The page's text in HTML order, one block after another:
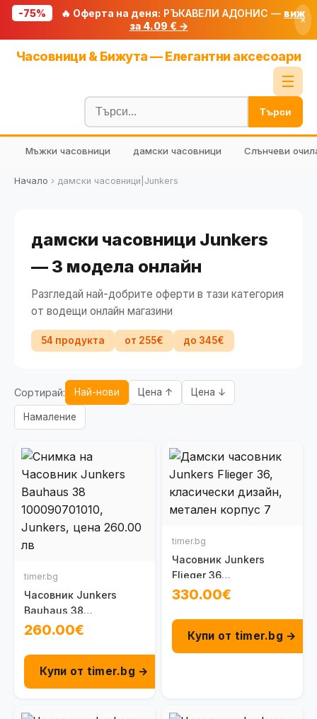
-75% 🔥 Оферта на деня: РЪКАВЕЛИ АДОНИС — виж
за 4.09 € →
×
Часовници & Бижута — Елегантни аксесоари
☰
Блог
🧮 Калкулатори
🔍 Намери продукт
🎁 Подарък
Търси
Мъжки часовници дамски часовници Слънчеви
Начало › дамски часовници|Junkers
дамски часовници Junkers
— 3 модела онлайн
Разгледай най-добрите оферти в тази категория
от водещи онлайн магазини
54 продукта от 255€ до 345€
Сортирай: Най-нови Цена ↑ Цена ↓
Намаление
timer.bg
Часовник Junkers
Bauhaus 38
100090701010
260.00€
Купи от timer.bg →
timer.bg
Часовник Junkers
Flieger 36
100097001080
330.00€
Купи от timer.bg →